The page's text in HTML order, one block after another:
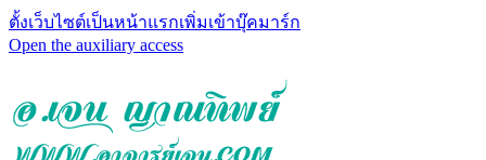
ตั้งเว็บไซต์เป็นหน้าแรกเพิ่มเข้าบุ๊คมาร์ก
Open the auxiliary access